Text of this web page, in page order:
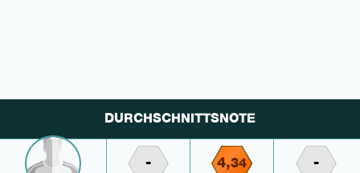
DURCHSCHNITTSNOTE
- 4,34 -